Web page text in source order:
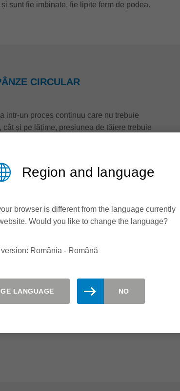
sunt fie imbinate, fie lipite ferm de podea.
CIRCULAR
intr-un proces continuu care nu trebuie
și pe lățime, presiunea de tăiere trebuie
să circule drept și uniform prin mașina de
la muchia de tăiere.
cu prindere hidraulică directă pe ax. Acest
uniformă. Alte avantaje ale soluțiilor Leitz sunt
a tăierii și reducerea semnificativă a
Region and language
browser is different from the language currently
Would you like to change the language?
România - Română
LANGUAGE NO